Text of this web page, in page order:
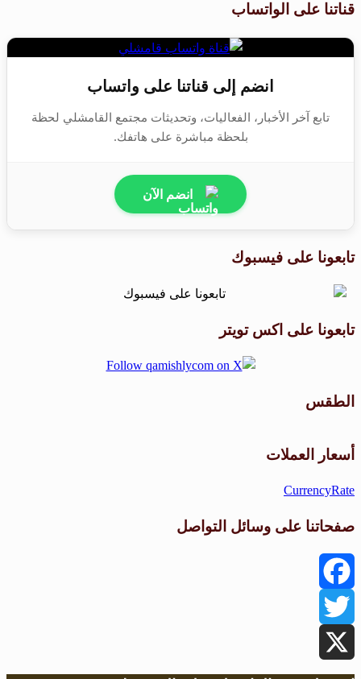
قناتنا على الواتساب
انضم إلى قناتنا على واتساب
تابع آخر الأخبار، الفعاليات، وتحديثات مجتمع القامشلي لحظة
بلحظة مباشرة على هاتفك.
انضم الآن
تابعونا على فيسبوك
تابعونا على اكس تويتر
الطقس
أسعار العملات
CurrencyRate
صفحاتنا على وسائل التواصل
Facebook
Twitter